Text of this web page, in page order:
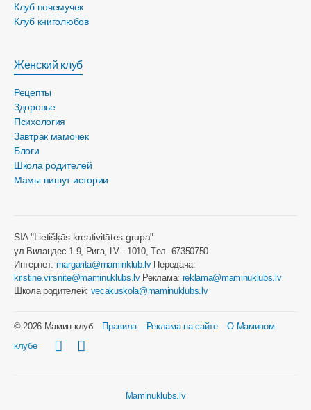
Клуб почемучек
Клуб книголюбов
Женский клуб
Рецепты
Здоровье
Психология
Завтрак мамочек
Блоги
Школа родителей
Мамы пишут истории
SIA "Lietišķās kreativitātes grupa"
ул.Виландес 1-9, Рига, LV - 1010, Tел. 67350750
Интернет: margarita@maminklub.lvПередача:
kristine.virsnite@maminuklubs.lvРеклама: reklama@maminuklubs.lv
Школа родителей: vecakuskola@maminuklubs.lv
© 2026 Мамин клуб Правила Реклама на сайте
О Мамином
клубе
Maminuklubs.lv